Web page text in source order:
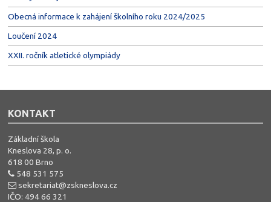
Obecná informace k zahájení školního roku 2024/2025
Loučení 2024
XXII. ročník atletické olympiády
KONTAKT
Základní škola
Kneslova 28, p. o.
618 00 Brno
548 531 575
sekretariat@zskneslova.cz
IČO: 494 66 321